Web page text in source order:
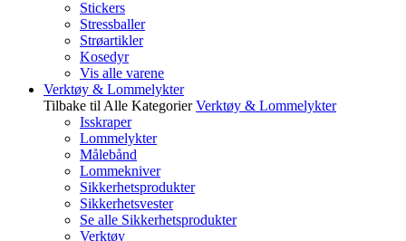
Stickers
Stressballer
Strøartikler
Kosedyr
Vis alle varene
Verktøy & Lommelykter
Tilbake til Alle Kategorier Verktøy & Lommelykter
Isskraper
Lommelykter
Målebånd
Lommekniver
Sikkerhetsprodukter
Sikkerhetsvester
Se alle Sikkerhetsprodukter
Verktøy